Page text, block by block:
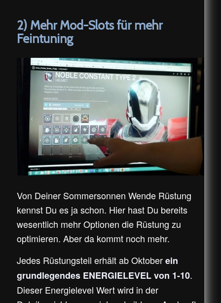
2) Mehr Mod-Slots für mehr
Feintuning
Von Deiner Sommersonnen Wende Rüstung
kennst Du es ja schon. Hier hast Du bereits
wesentlich mehr Optionen die Rüstung zu
optimieren. Aber da kommt noch mehr.
Jedes Rüstungsteil erhält ab Oktoberein
grundlegendes ENERGIELEVEL von 1-10.
Dieser Energielevel Wert wird in der